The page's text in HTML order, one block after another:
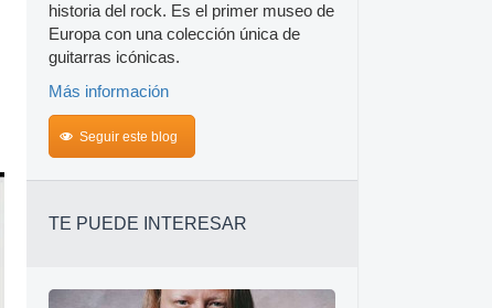
historia del rock. Es el primer museo de
Europa con una colección única de
guitarras icónicas.
Más información
Seguir este blog
TE PUEDE INTERESAR